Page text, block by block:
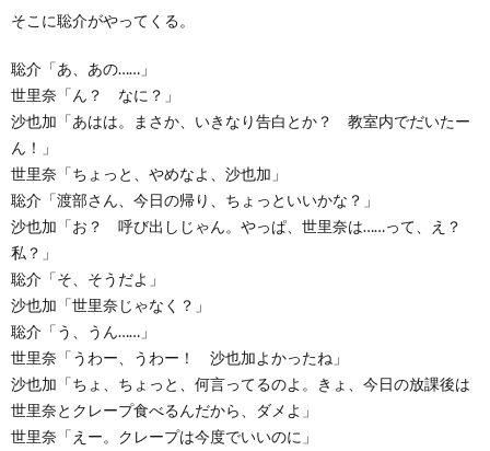
そこに聡介がやってくる。
聡介「あ、あの……」
世里奈「ん？ なに？」
沙也加「あはは。まさか、いきなり告白とか？ 教室内でだいたー
ん！」
世里奈「ちょっと、やめなよ、沙也加」
聡介「渡部さん、今日の帰り、ちょっといいかな？」
沙也加「お？ 呼び出しじゃん。やっぱ、世里奈は……って、え？
私？」
聡介「そ、そうだよ」
沙也加「世里奈じゃなく？」
聡介「う、うん……」
世里奈「うわー、うわー！ 沙也加よかったね」
沙也加「ちょ、ちょっと、何言ってるのよ。きょ、今日の放課後は
世里奈とクレープ食べるんだから、ダメよ」
世里奈「えー。クレープは今度でいいのに」